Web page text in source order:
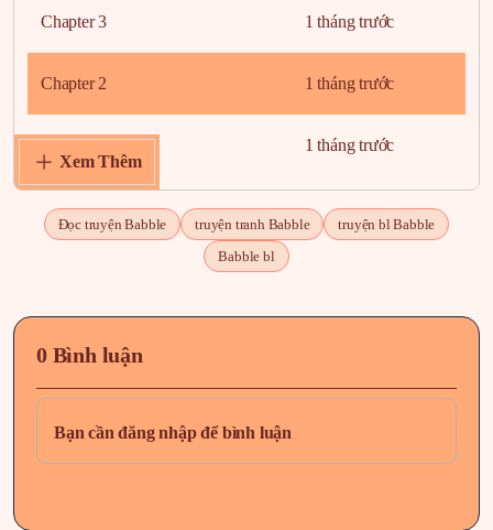
Chapter 3 1 tháng trước
Chapter 2 1 tháng trước
Chapter 1
1 tháng trước
Xem Thêm
Đọc truyện Babble truyện tranh Babble
truyện bl Babble
Babble bl
0 Bình luận
Bạn cần đăng nhập để bình luận